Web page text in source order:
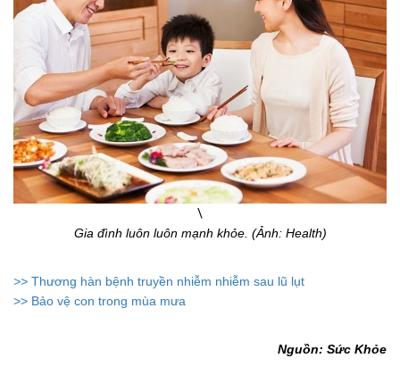
\
Gia đình luôn luôn mạnh khỏe. (Ảnh: Health)
>> Thương hàn bệnh truyền nhiễm nhiễm sau lũ lụt
>> Bảo vệ con trong mùa mưa
Nguồn: Sức Khỏe